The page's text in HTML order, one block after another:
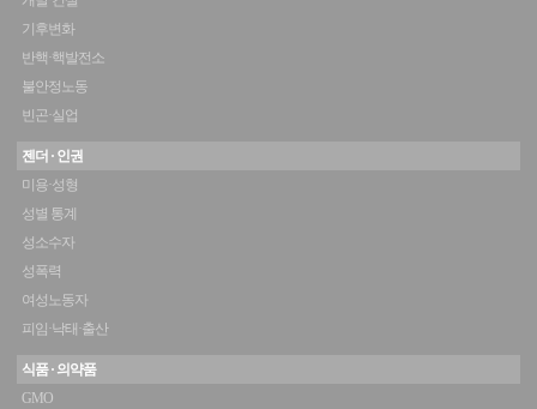
기후변화
반핵·핵발전소
불안정노동
빈곤·실업
젠더 · 인권
미용·성형
성별 통계
성소수자
성폭력
여성노동자
피임·낙태·출산
식품 · 의약품
GMO